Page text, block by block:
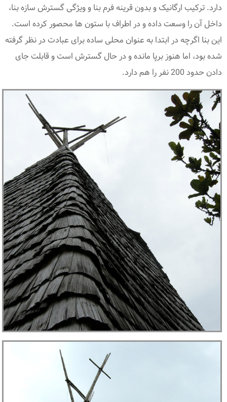
دارد. ترکیب ارگانیک و بدون قرینه فرم بنا و ویژگی گسترش سازه بنا،
داخل آن را وسعت داده و در اطراف با ستون ها محصور کرده است.
این بنا اگرچه در ابتدا به عنوان محلی ساده برای عبادت در نظر گرفته
شده بود، اما هنوز برپا مانده و در حال گسترش است و قابلت جای
دادن حدود 200 نفر را هم دارد.